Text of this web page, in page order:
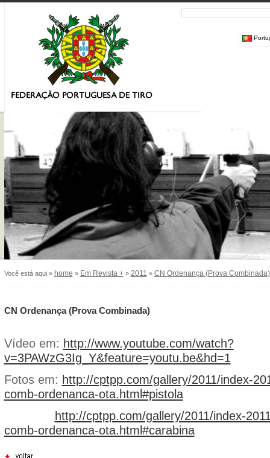
Você está aqui » home » Em Revista +» 2011 » CN Ordenança (Prova Combinada)
CN Ordenança (Prova Combinada)
Vídeo em: http://www.youtube.com/watch?
v=3PAWzG3Ig_Y&feature=youtu.be&hd=1
Fotos em: http://cptpp.com/gallery/2011/index-
comb-ordenanca-ota.html#pistola
http://cptpp.com/gallery/2011/index-
comb-ordenanca-ota.html#carabina